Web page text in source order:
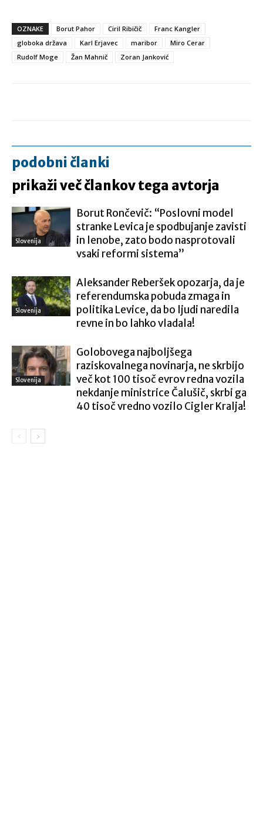
OZNAKE Borut Pahor Ciril Ribičič
Franc Kangler
globoka država
Karl Erjavec maribor
Miro Cerar
Rudolf Moge
Žan Mahnič Zoran Janković
podobni članki
prikaži več člankov tega avtorja
Slovenija
Borut Rončevič: “Poslovni model
stranke Levica je spodbujanje zavisti
in lenobe, zato bodo nasprotovali
vsaki reformi sistema”
Slovenija
Aleksander Reberšek opozarja, da je
referendumska pobuda zmaga in
politika Levice, da bo ljudi naredila
revne in bo lahko vladala!
Slovenija
Golobovega najboljšega
raziskovalnega novinarja, ne skrbijo
več kot 100 tisoč evrov redna vozila
nekdanje ministrice Čalušič, skrbi ga
40 tisoč vredno vozilo Cigler Kralja!